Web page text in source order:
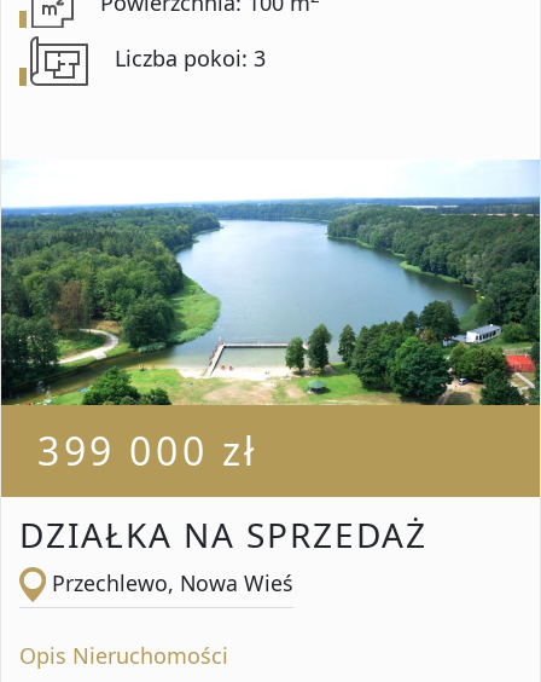
Liczba pokoi: 3
399 000 zł
DZIAŁKA NA SPRZEDAŻ
Przechlewo, Nowa Wieś
Opis Nieruchomości